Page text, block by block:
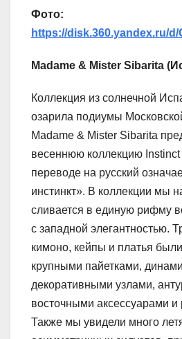
Фото:
https://disk.360.yandex.ru/d/
Madame & Mister Sibarita
Коллекция из солнечной
озарила подиумы
Madame & Mister Sibarita
весеннюю коллекцию Instinct
переводе на русский
инстинкт». В коллекции мы
сливается в единую рифму
с западной элегантностью.
кимоно, кейпы и платья
крупными пайетками,
декоративными узлами,
восточными аксессуарами
Также мы увидели много